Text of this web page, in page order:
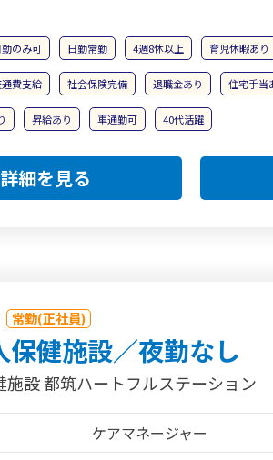
勤のみ可 日勤常勤 4週8休以上 育児休暇あり
費支給 社会保険完備 退職金あり 住宅手当
昇給あり 車通勤可 40代活躍
詳細を見る
常勤(正社員)
保健施設／夜勤なし
施設 都筑ハートフルステーション
ケアマネージャー